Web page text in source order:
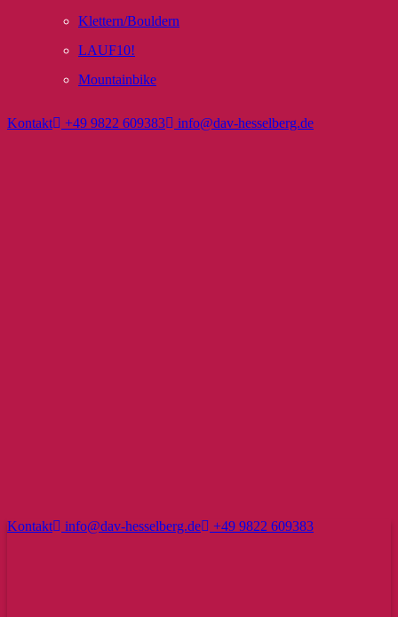
Klettern/Bouldern
LAUF10!
Mountainbike
Kontakt +49 9822 609383 info@dav-hesselberg.de
Kontakt info@dav-hesselberg.de +49 9822 609383